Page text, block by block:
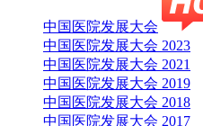
中国医院发展大会
中国医院发展大会 2023
中国医院发展大会 2021
中国医院发展大会 2019
中国医院发展大会 2018
中国医院发展大会 2017